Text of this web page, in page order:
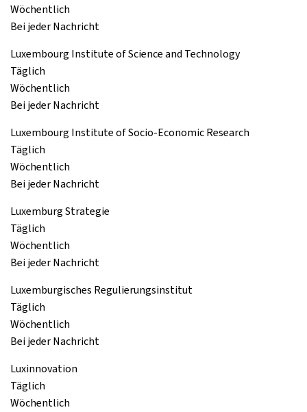
Wöchentlich
Bei jeder Nachricht
Luxembourg Institute of Science and Technology
Täglich
Wöchentlich
Bei jeder Nachricht
Luxembourg Institute of Socio-Economic Research
Täglich
Wöchentlich
Bei jeder Nachricht
Luxemburg Strategie
Täglich
Wöchentlich
Bei jeder Nachricht
Luxemburgisches Regulierungsinstitut
Täglich
Wöchentlich
Bei jeder Nachricht
Luxinnovation
Täglich
Wöchentlich